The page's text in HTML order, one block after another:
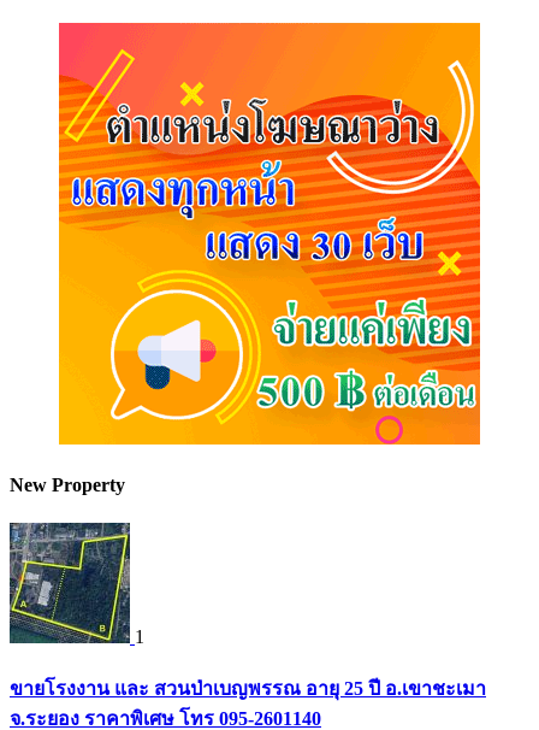
New Property
1
ขายโรงงาน และ สวนป่าเบญพรรณ อายุ 25 ปี อ.เขาชะเมา
จ.ระยอง ราคาพิเศษ โทร 095-2601140